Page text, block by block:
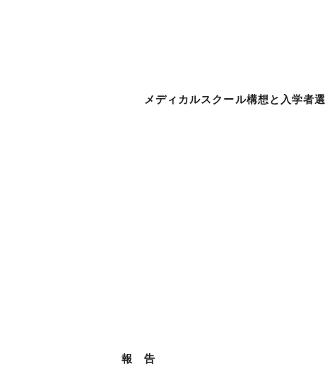
山口 直人
吉岡
メディカルスクール構想と入学者
林 篤裕・
伊藤 圭・
柳井 晴夫
麻生 武志・
内田千代
齋藤 宣彦
報 告